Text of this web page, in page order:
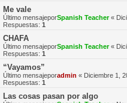
Me vale
Último mensajeporSpanish Teacher«
Respuestas: 1
CHAFA
Último mensajeporSpanish Teacher«
Respuestas: 1
“Vayamos”
Último mensajeporadmin « Diciembre 1,
Respuestas: 1
Las cosas pasan por algo